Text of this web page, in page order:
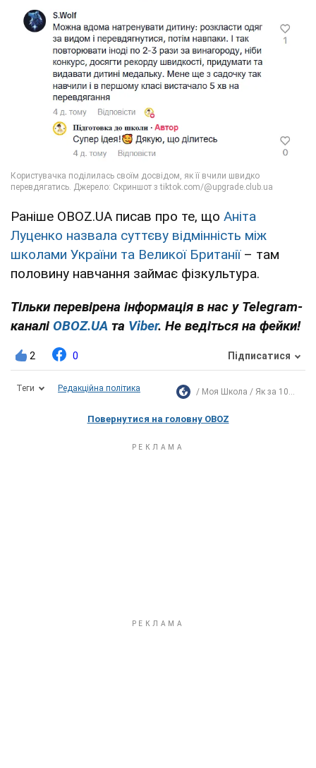
Раніше OBOZ.UA писав про те, що Аніта
Луценко назвала суттєву відмінність між
школами України та Великої Британії– там
половину навчання займає фізкультура.
Тільки перевірена інформація в нас у Telegram-
каналі OBOZ.UA та Viber. Не ведіться на фейки!
2 0 Підписатися
Теги Редакційна політика Моя Школа Як за 10...
Повернутися на головну OBOZ